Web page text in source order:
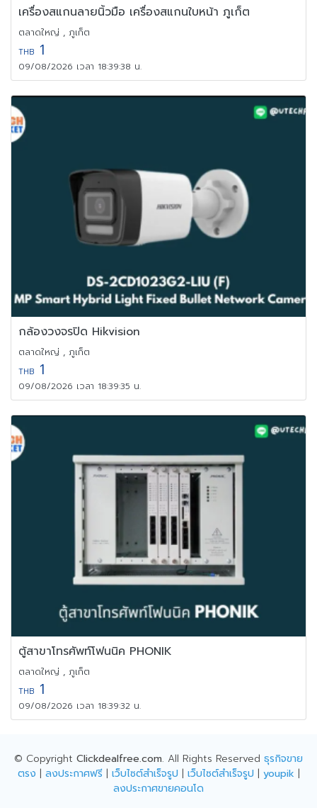
เครื่องสแกนลายนิ้วมือ เครื่องสแกนใบหน้า ภูเก็ต
ตลาดใหญ่ , ภูเก็ต
THB 1
09/08/2026 เวลา 18:39:38 น.
กล้องวงจรปิด Hikvision
ตลาดใหญ่ , ภูเก็ต
THB 1
09/08/2026 เวลา 18:39:35 น.
ตู้สาขาโทรศัพท์โฟนนิค PHONIK
ตลาดใหญ่ , ภูเก็ต
THB 1
09/08/2026 เวลา 18:39:32 น.
© Copyright Clickdealfree.com. All Rights Reserved ธุรกิจขาย
ตรง | ลงประกาศฟรี| เว็บไซต์สำเร็จรูป | เว็บไซต์สำเร็จรูป | youpik |
ลงประกาศขายคอนโด